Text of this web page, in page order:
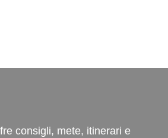
consigli, mete, itinerari e